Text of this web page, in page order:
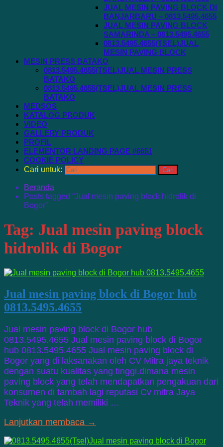
JUAL MESIN PAVING BLOCK DI
BANJARBARU – 0813.5495.4655
JUAL MESIN PAVING BLOCK
SAMARINDA – 0813.5495.4655
0813.5495.4655(TSEL)JUAL
MESIN PAVING BLOCK
MESIN PRESS BATAKO
0813.5495.4655(TSEL)JUAL MESIN PRESS
BATAKO
0813.5495.4655(TSEL)JUAL MESIN PRESS
BATAKO
MEDSOS
KATALOG PRODUK
VIDEO
GALLERY PRODUK
PROFIL
ELEMENTOR LANDING PAGE #6651
COOKIE POLICY
Cari untuk:
Beranda
Posts tagged “Jual mesin paving block hidrolik di
Bogor”
Tag: Jual mesin paving block
hidrolik di Bogor
Jual mesin paving block di Bogor hub
0813.5495.4655
Jual mesin paving block di Bogor hub
0813.5495.4655 Jual mesin paving block di Bogor
hub 0813.5495.4655 Jual mesin paving block di
Bogor yang di laksanakan oleh CV Mitra jaya teknik
dengan suatu kualitas yang tinggi.dimana mesin
paving block yang telah mendapatkan pengakuan dari
konsumen di tambah lagi reputasi Cv mitra Jaya
Teknik yang telah memiliki …
Lanjutkan membaca →